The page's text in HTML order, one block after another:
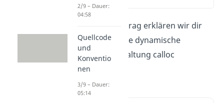
In diesem Beitrag erklären wir dir
diesmal wie die dynamische
Speicherverwaltung calloc
funktioniert.
2/9 – Dauer:
04:58
Quellcode
und
Konventio
nen
3/9 – Dauer:
05:14